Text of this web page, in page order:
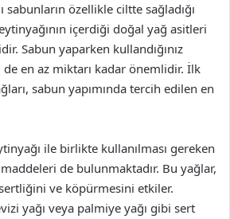
özellikle ciltte sağladığı
içerdiği doğal yağ asitleri
Sabun yaparken kullandığınız
de en az miktarı kadar önemlidir. İlk
sabun yapımında tercih edilen en
ile birlikte kullanılması gereken
de bulunmaktadır. Bu yağlar,
ve köpürmesini etkiler.
yağı veya palmiye yağı gibi sert